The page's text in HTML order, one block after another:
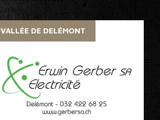
VALLÉE DE DELÉMONT